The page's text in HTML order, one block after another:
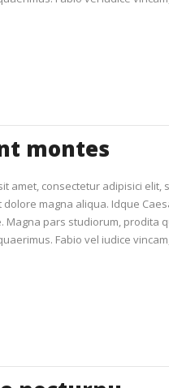
montes
amet, consectetur adipisici elit,
dolore magna aliqua. Idque
Magna pars studiorum, prodita
Fabio vel iudice